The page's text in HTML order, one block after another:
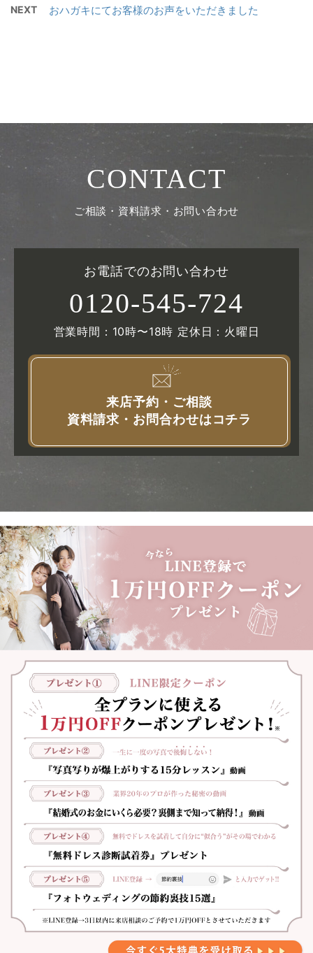
NEXT おハガキにてお客様のお声をいただきました
CONTACT
ご相談・資料請求・お問い合わせ
お電話でのお問い合わせ
0120-545-724
営業時間：10時〜18時 定休日：火曜日
来店予約・ご相談
資料請求・お問合わせはコチラ